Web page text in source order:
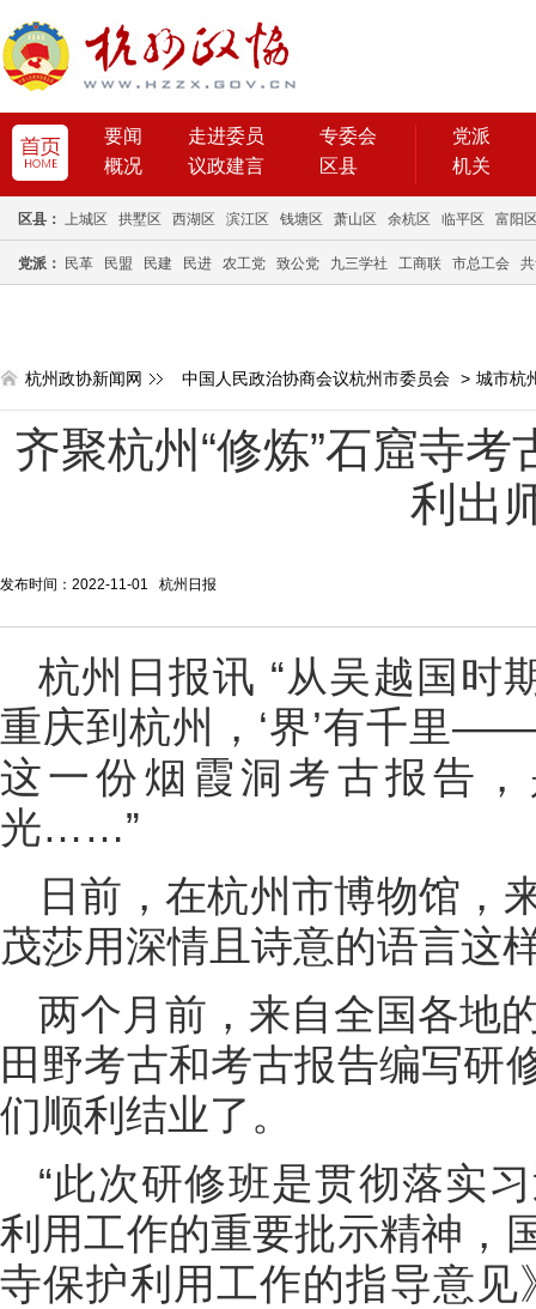
要闻 走进委员
专委会
概况
议政建言 区县
党派
机关
区县： 上城区 拱墅区 西湖区 滨江区 钱塘区 萧山区 余杭区 临平区 富阳
党派： 民革 民盟 民建 民进 农工党 致公党 九三学社 工商联 市总工会
杭州政协新闻网 中国人民政治协商会议杭州市委员会 > 城市杭
齐聚杭州“修炼”石窟寺
利出
发布时间：2022-11-01 杭州日报
杭州日报讯 “从吴越国时
重庆到杭州，‘界’有千里——
这一份烟霞洞考古报告
光……”
日前，在杭州市博物馆，
茂莎用深情且诗意的语言这
两个月前，来自全国各地
田野考古和考古报告编写研
们顺利结业了。
“此次研修班是贯彻落实
利用工作的重要批示精神，
寺保护利用工作的指导意见